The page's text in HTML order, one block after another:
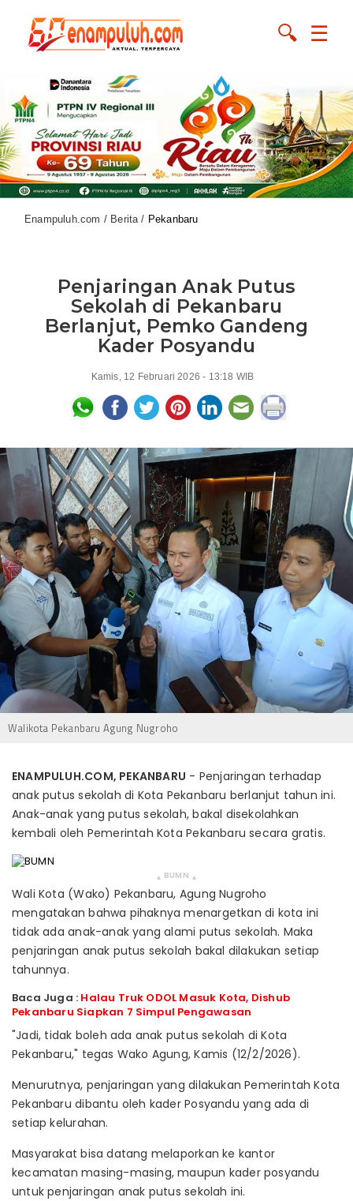
☰
🔍
Enampuluh.com / Berita / Pekanbaru
Penjaringan Anak Putus
Sekolah di Pekanbaru
Berlanjut, Pemko Gandeng
Kader Posyandu
Kamis, 12 Februari 2026 - 13:18 WIB
Walikota Pekanbaru Agung Nugroho
ENAMPULUH.COM, PEKANBARU - Penjaringan terhadap
anak putus sekolah di Kota Pekanbaru berlanjut tahun ini.
Anak-anak yang putus sekolah, bakal disekolahkan
kembali oleh Pemerintah Kota Pekanbaru secara gratis.
▴ BUMN ▴
Wali Kota (Wako) Pekanbaru, Agung Nugroho
mengatakan bahwa pihaknya menargetkan di kota ini
tidak ada anak-anak yang alami putus sekolah. Maka
penjaringan anak putus sekolah bakal dilakukan setiap
tahunnya.
Baca Juga : Halau Truk ODOL Masuk Kota, Dishub
Pekanbaru Siapkan 7 Simpul Pengawasan
"Jadi, tidak boleh ada anak putus sekolah di Kota
Pekanbaru," tegas Wako Agung, Kamis (12/2/2026).
Menurutnya, penjaringan yang dilakukan Pemerintah Kota
Pekanbaru dibantu oleh kader Posyandu yang ada di
setiap kelurahan.
Masyarakat bisa datang melaporkan ke kantor
kecamatan masing-masing, maupun kader posyandu
untuk penjaringan anak putus sekolah ini.